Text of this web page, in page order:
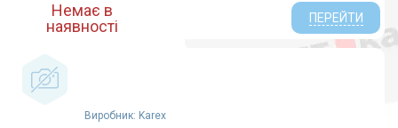
Немає в
наявності
ПЕРЕЙТИ
Виробник: Karex